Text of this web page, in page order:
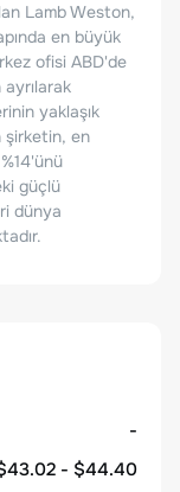
Lamb Weston,
en büyük
ofisi ABD'de
yaklaşık
şirketin, en
güçlü
dünya
-
- $44.40